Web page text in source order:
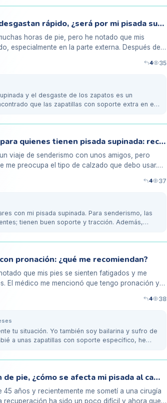
Mis zapatos de oficina se desgastan rápido, ¿será por mi pisada supinada?
horas de pie, pero he notado que mis
especialmente en la parte externa. Después de
4 35
y el desgaste de los zapatos es un
que las zapatillas con soporte extra en el
Zapatillas de senderismo para quienes tienen pisada supinada: recomendaciones
viaje de senderismo con unos amigos, pero
me preocupa el tipo de calzado que debo usar.
4 37
con mi pisada supinada. Para senderismo, las
tienen buen soporte y tracción. Además,
pronación: ¿qué me recomiendan?
que mis pies se sienten fatigados y me
El médico me mencionó que tengo pronación y
4 38
tu situación. Yo también soy bailarina y sufro de
a unas zapatillas con soporte específico, he
Después de una operación de pie, ¿cómo se afecta mi pisada al caminar?
años y recientemente me sometí a una cirugía
recuperación ha sido un poco difícil y ahora que